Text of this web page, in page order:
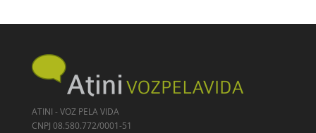
ATINI - VOZ PELA VIDA
CNPJ 08.580.772/0001-51